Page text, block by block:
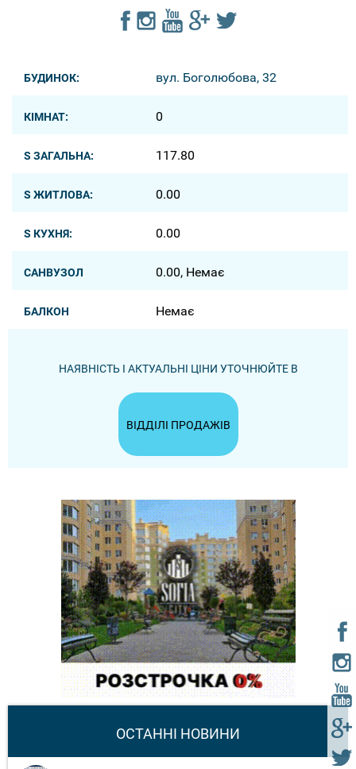
БУДИНОК: вул. Боголюбова, 32
КІМНАТ: 0
S ЗАГАЛЬНА: 117.80
S ЖИТЛОВА: 0.00
S КУХНЯ: 0.00
САНВУЗОЛ 0.00, Немає
БАЛКОН Немає
НАЯВНІСТЬ І АКТУАЛЬНІ ЦІНИ УТОЧНЮЙТЕ В
ВІДДІЛІ ПРОДАЖІВ
ОСТАННІ НОВИНИ